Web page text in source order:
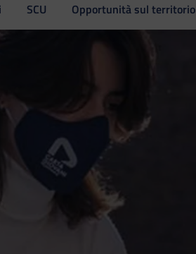
SCU Opportunità sul territorio